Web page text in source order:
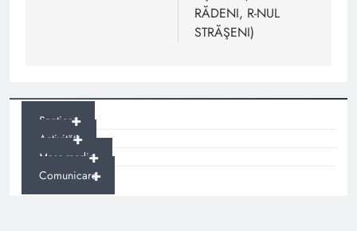
RĂDENI, R-NUL
STRĂŞENI)
+
Șantiere
+
Activități
+
Mass-media
+
Comunicare